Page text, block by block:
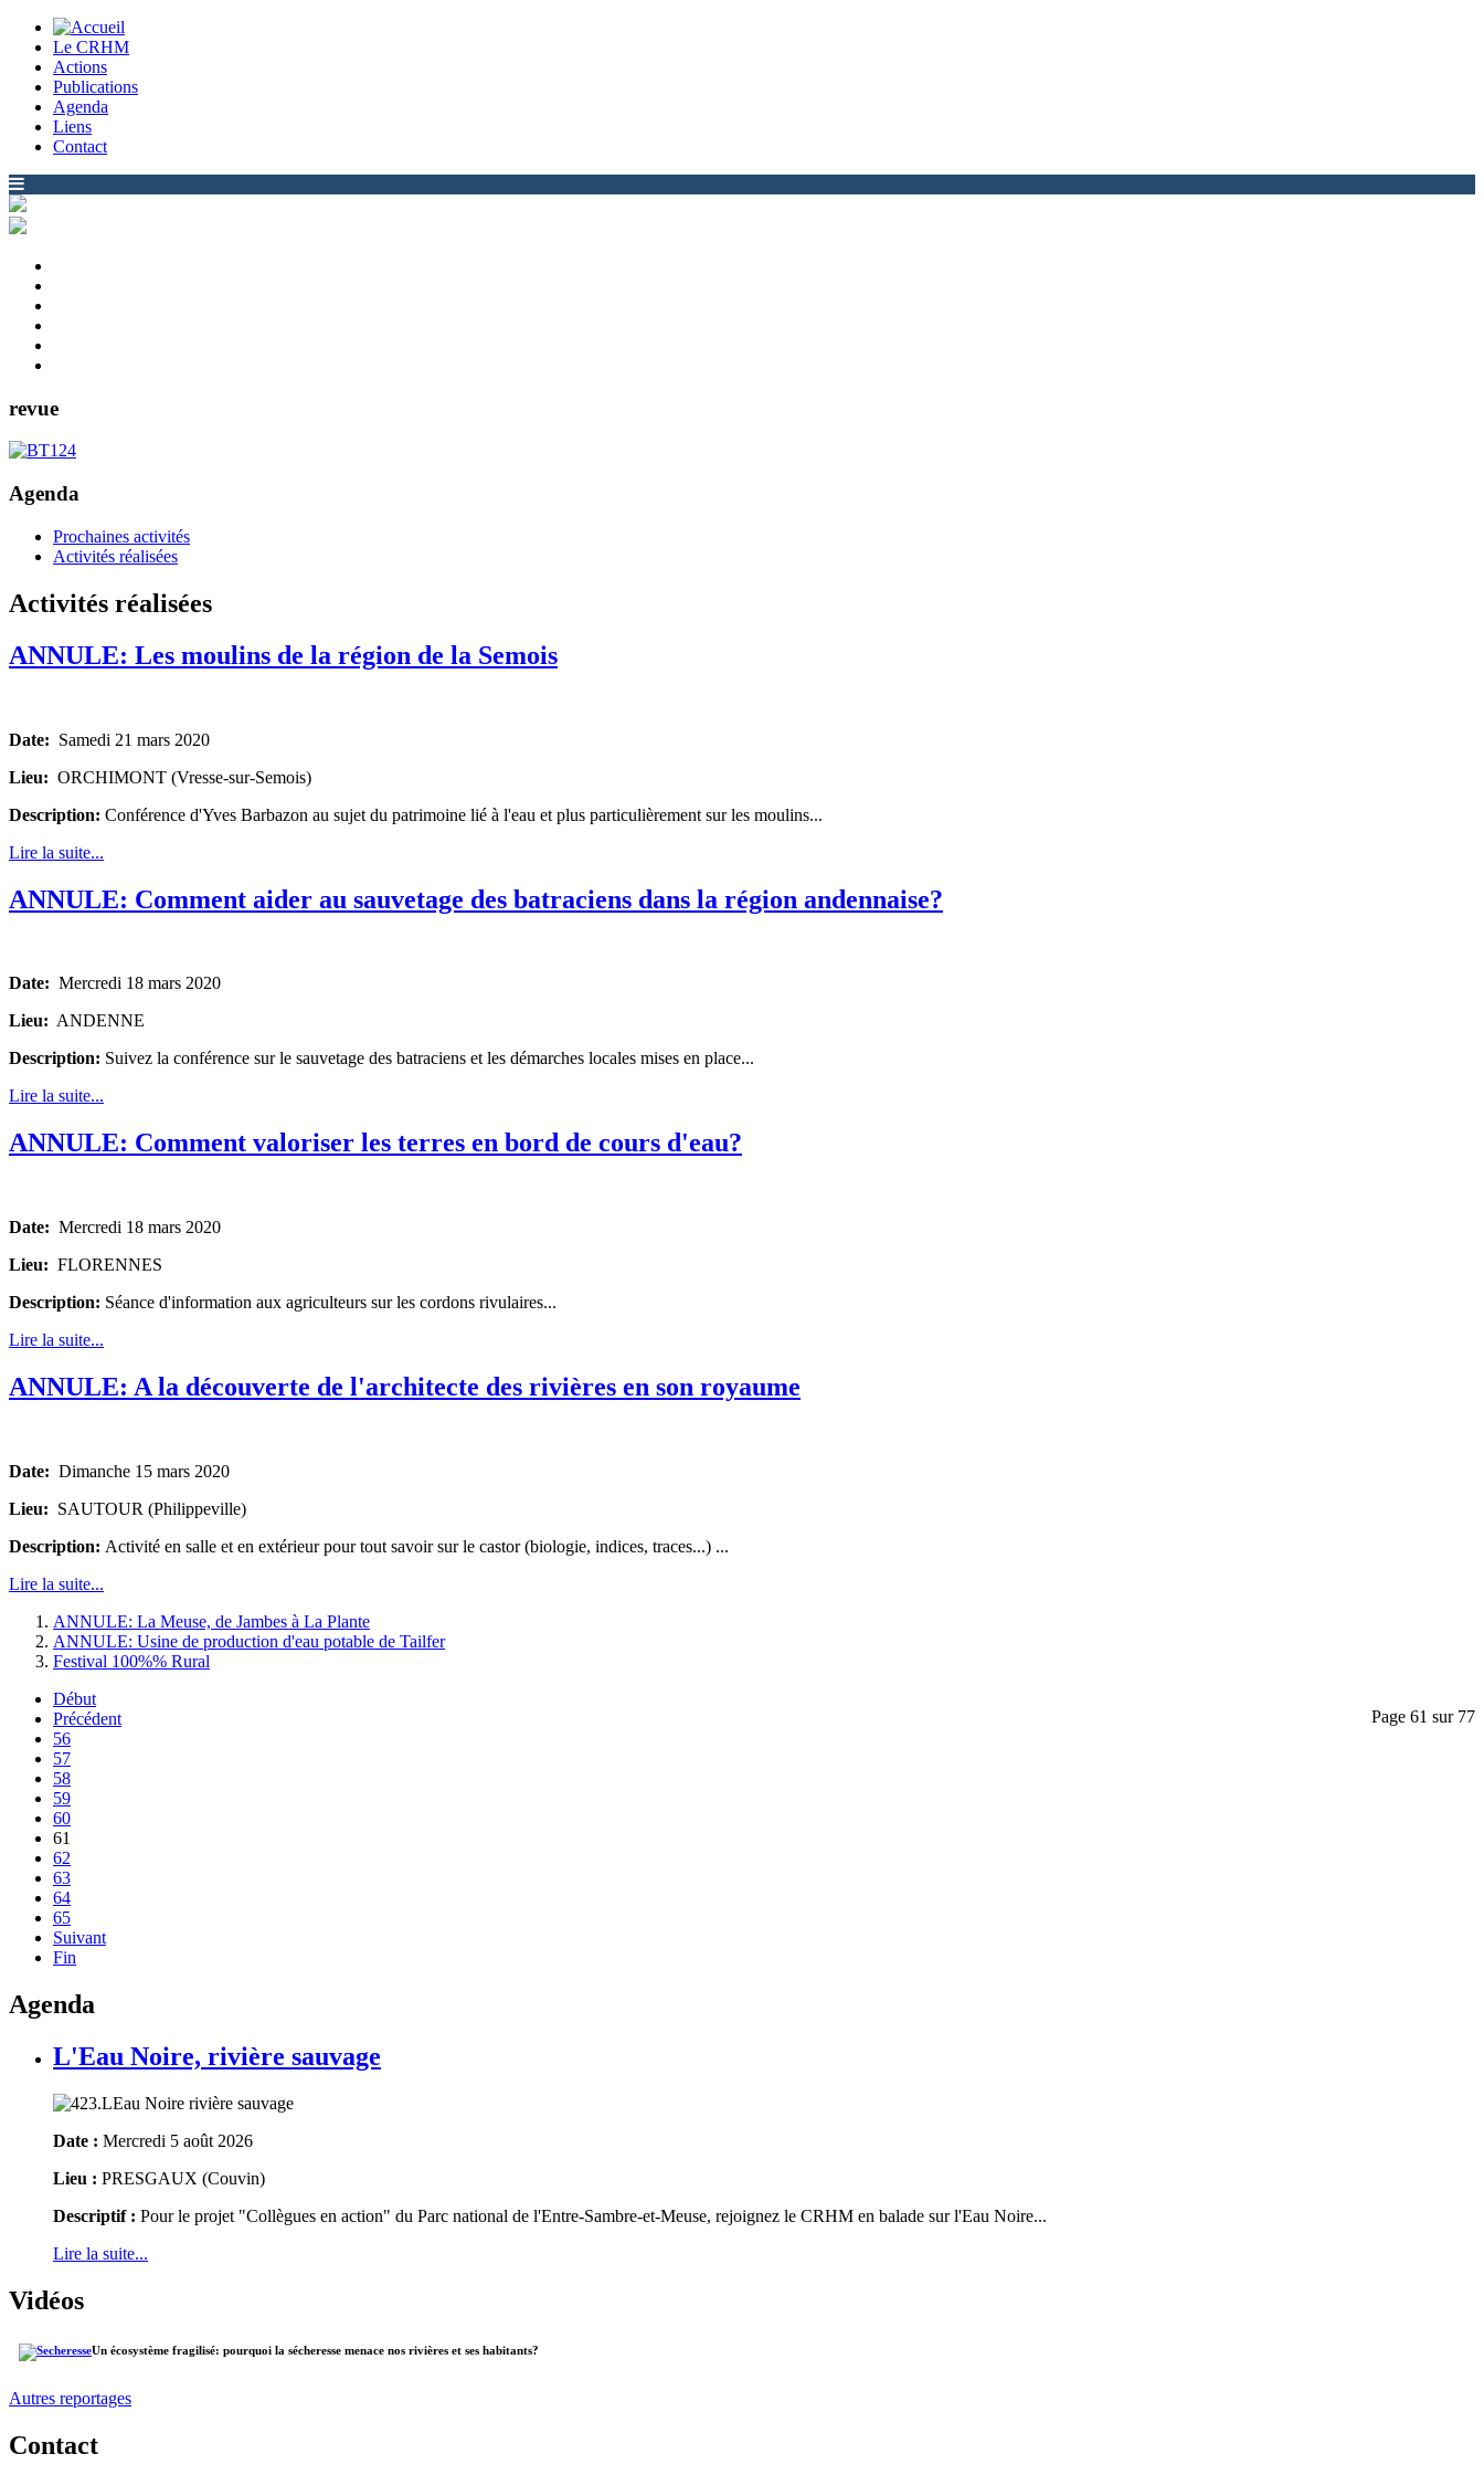
Le CRHM
Actions
Publications
Agenda
Liens
Contact
revue
Agenda
Prochaines activités
Activités réalisées
Activités réalisées
ANNULE: Les moulins de la région de la Semois
Date: Samedi 21 mars 2020
Lieu: ORCHIMONT (Vresse-sur-Semois)
Description: Conférence d'Yves Barbazon au sujet du patrimoine lié à l'eau et plus particulièrement sur les moulins...
Lire la suite...
ANNULE: Comment aider au sauvetage des batraciens dans la région andennaise?
Date: Mercredi 18 mars 2020
Lieu: ANDENNE
Description: Suivez la conférence sur le sauvetage des batraciens et les démarches locales mises en place...
Lire la suite...
ANNULE: Comment valoriser les terres en bord de cours d'eau?
Date: Mercredi 18 mars 2020
Lieu: FLORENNES
Description: Séance d'information aux agriculteurs sur les cordons rivulaires...
Lire la suite...
ANNULE: A la découverte de l'architecte des rivières en son royaume
Date: Dimanche 15 mars 2020
Lieu: SAUTOUR (Philippeville)
Description: Activité en salle et en extérieur pour tout savoir sur le castor (biologie, indices, traces...) ...
Lire la suite...
ANNULE: La Meuse, de Jambes à La Plante
ANNULE: Usine de production d'eau potable de Tailfer
Festival 100%% Rural
Page 61 sur 77
Début
Précédent
56
57
58
59
60
61
62
63
64
65
Suivant
Fin
Agenda
L'Eau Noire, rivière sauvage
Date : Mercredi 5 août 2026
Lieu : PRESGAUX (Couvin)
Descriptif : Pour le projet "Collègues en action" du Parc national de l'Entre-Sambre-et-Meuse, rejoignez le CRHM en balade sur l'Eau Noire...
Lire la suite...
Vidéos
Un écosystème fragilisé: pourquoi la sécheresse menace nos rivières et ses habitants?
Autres reportages
Contact